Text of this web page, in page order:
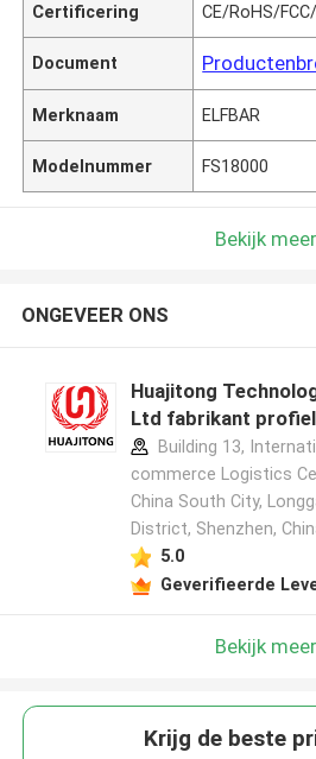
Certificering CE/RoHS/
Document
Merknaam ELFBAR
Modelnummer FS18000
Bekijk meer
ONGEVEER ONS
Huajitong
Ltd fabrikant profiel
Building 13,
commerce Logistics
China South City,
District, Shenzhen,
5.0
Geverifieerde
Bekijk meer
Krijg de beste